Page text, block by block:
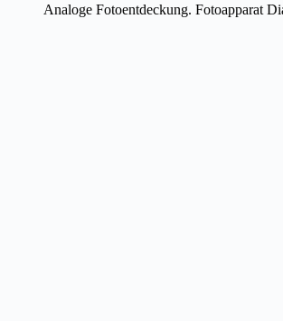
Analoge Fotoentdeckung. Fotoapparat